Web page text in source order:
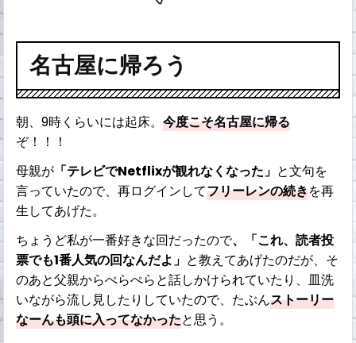
名古屋に帰ろう
朝、9時くらいには起床。今度こそ名古屋に帰る
ぞ！！！
母親が 「テレビでNetflixが観れなくなった」 と文句を
言っていたので、再ログインしてフリーレンの続きを再
生してあげた。
ちょうど私が一番好きな回だったので、「これ、読者投
票でも1番人気の回なんだよ」 と教えてあげたのだが、そ
のあと父親からぺらぺらと話しかけられていたり、皿洗
いながら流し見したりしていたので、たぶんストーリー
なーんも頭に入ってなかったと思う。